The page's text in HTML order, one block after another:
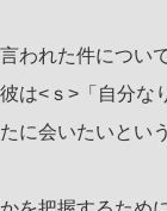
われた件につ
は<ｓ>「自分
に会いたいとい